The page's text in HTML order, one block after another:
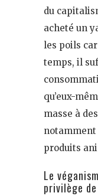
du
acheté un
les poils
temps, il
qu’eux-
masse à
notamment
produits
Le
privilège